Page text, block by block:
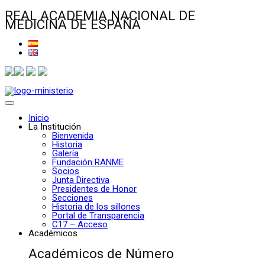
REAL ACADEMIA NACIONAL DE
MEDICINA DE ESPAÑA
Inicio
La Institución
Bienvenida
Historia
Galería
Fundación RANME
Socios
Junta Directiva
Presidentes de Honor
Secciones
Historia de los sillones
Portal de Transparencia
C17 – Acceso
Académicos
Académicos de Número